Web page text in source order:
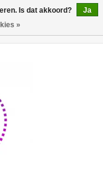
Is dat akkoord?
Ja
»